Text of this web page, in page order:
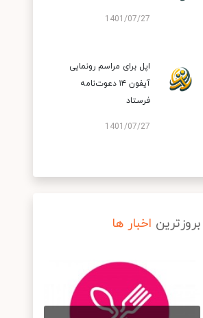
1401/07/27
اپل برای مراسم رونمایی
آیفون ۱۴ دعوت‌نامه
فرستاد
1401/07/27
بروزترین اخبار ها